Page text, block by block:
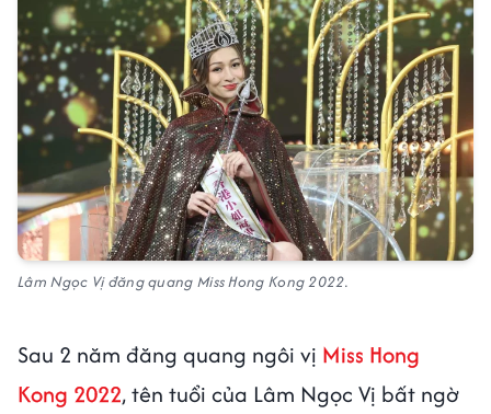
Lâm Ngọc Vị đăng quang Miss Hong Kong 2022.
Sau 2 năm đăng quang ngôi vị Miss Hong
Kong 2022, tên tuổi của Lâm Ngọc Vị bất ngờ